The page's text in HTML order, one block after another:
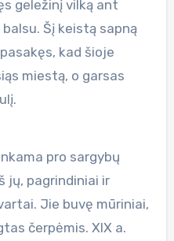
geležinį vilką ant
Šį keistą sapną
kad šioje
miestą, o garsas
pro sargybų
jų, pagrindiniai ir
Jie buvę mūriniai,
čerpėmis. XIX a.